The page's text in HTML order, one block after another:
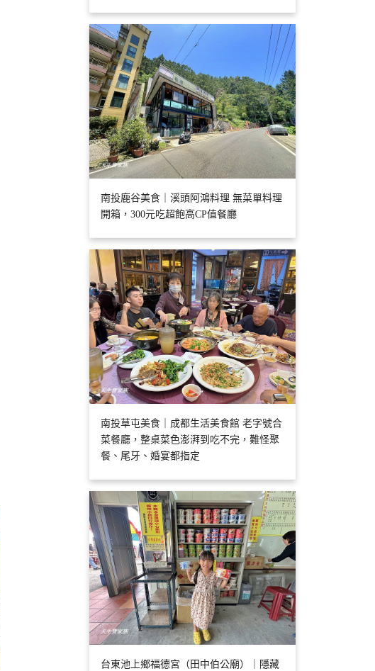
南投鹿谷美食｜溪頭阿鴻料理 無菜單料理
開箱，300元吃超飽高CP值餐廳
南投草屯美食｜成都生活美食館 老字號合
菜餐廳，整桌菜色澎湃到吃不完，難怪聚
餐、尾牙、婚宴都指定
台東池上鄉福德宮（田中伯公廟）｜隱藏